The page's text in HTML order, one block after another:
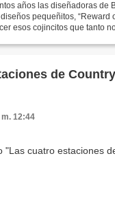
años las diseñadoras de
pequeñitos, “Reward
esos cojincitos que tanto
de
m. 12:44